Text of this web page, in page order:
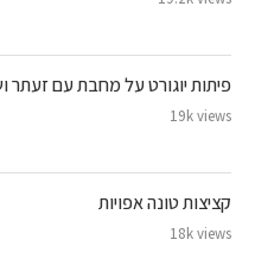
פיתות יוגורט על מחבת עם זעתר
19k views
קציצות טונה אפויות
18k views